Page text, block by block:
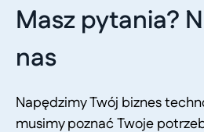
Masz pytania?
nas
Napędzimy Twój biznes
musimy poznać Twoje